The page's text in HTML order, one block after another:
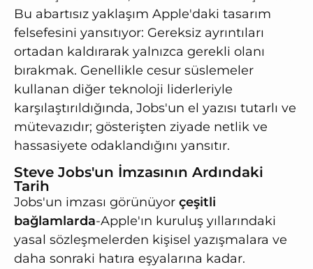
Bu abartısız yaklaşım Apple'daki tasarım
felsefesini yansıtıyor: Gereksiz ayrıntıları
ortadan kaldırarak yalnızca gerekli olanı
bırakmak. Genellikle cesur süslemeler
kullanan diğer teknoloji liderleriyle
karşılaştırıldığında, Jobs'un el yazısı tutarlı ve
mütevazıdır; gösterişten ziyade netlik ve
hassasiyete odaklandığını yansıtır.
Steve Jobs'un İmzasının Ardındaki
Tarih
Jobs'un imzası görünüyor çeşitli
bağlamlarda-Apple'ın kuruluş yıllarındaki
yasal sözleşmelerden kişisel yazışmalara ve
daha sonraki hatıra eşyalarına kadar.